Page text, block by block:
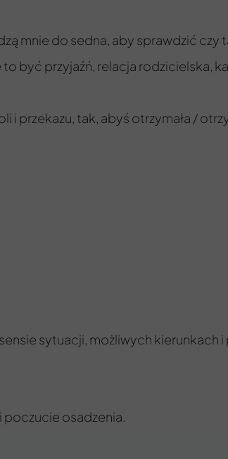
mnie do sedna, aby sprawdzić czy
być przyjaźń, relacja rodzicielska,
przekazu, tak, abyś otrzymała /
sytuacji, możliwych
osadzenia.